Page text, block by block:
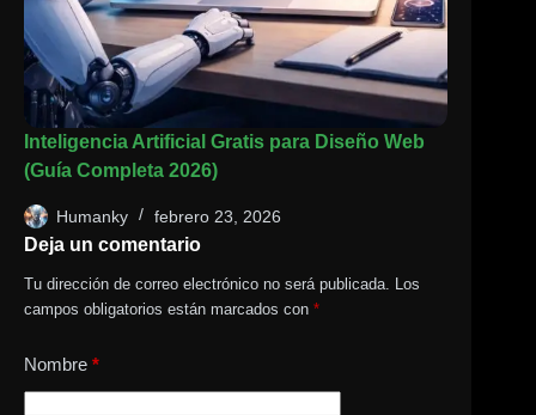
Inteligencia Artificial Gratis para Diseño Web
(Guía Completa 2026)
Humanky febrero 23, 2026
Deja un comentario
Tu dirección de correo electrónico no será publicada. Los
campos obligatorios están marcados con *
Nombre *